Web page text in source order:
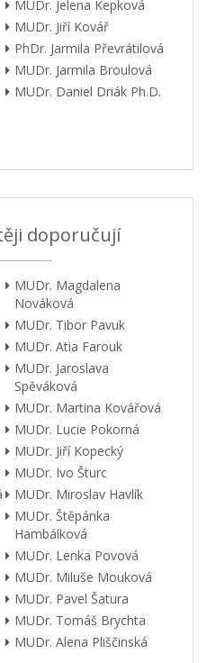
MUDr. Jelena Kepková
MUDr. Jiří Kovář
PhDr. Jarmila Převrátilová
MUDr. Jarmila Broulová
MUDr. Daniel Driák Ph.D.
doporučují
MUDr. Magdalena
Nováková
MUDr. Tibor Pavuk
MUDr. Atia Farouk
MUDr. Jaroslava
Spěváková
MUDr. Martina Kovářová
MUDr. Lucie Pokorná
MUDr. Jiří Kopecký
MUDr. Ivo Šturc
MUDr. Miroslav Havlík
MUDr. Štěpánka
Hambálková
MUDr. Lenka Povová
MUDr. Miluše Mouková
MUDr. Pavel Šatura
MUDr. Tomáš Brychta
MUDr. Alena Pliščinská